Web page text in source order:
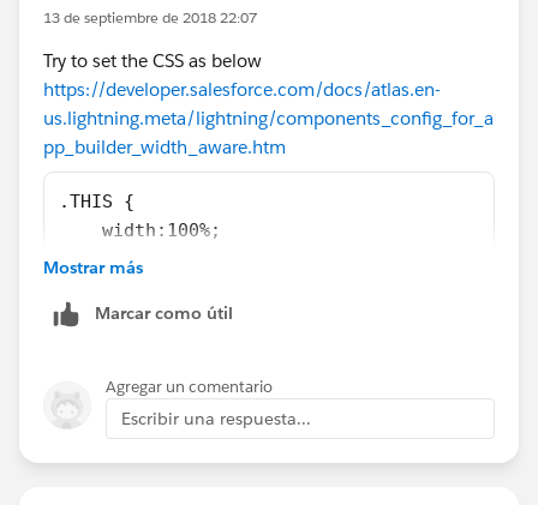
        </div>
            <span>{!v.right}</span>
        </div>
    </div>
</aura:component>
<design:component label="My two column
<flexipage:region name="left"
<flexipage:region name="right"
<flexipage:formfactor
        </flexipage:region>
13 de septiembre de 2018 22:07
Try to set the CSS as below
https://developer.salesforce.com/docs/atlas.en-
us.lightning.meta/lightning/components_config_for_a
pp_builder_width_aware.htm
.THIS {
    width:100%;
Mostrar más
Marcar como útil
Agregar un comentario
Escribir una respuesta...